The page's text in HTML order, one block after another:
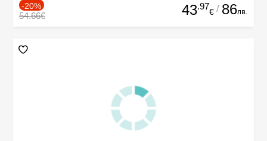
-20%
54.66€ 43.97
€ / 86лв.